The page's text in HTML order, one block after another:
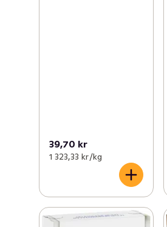
39,70 kr
1 323,33 kr /kg